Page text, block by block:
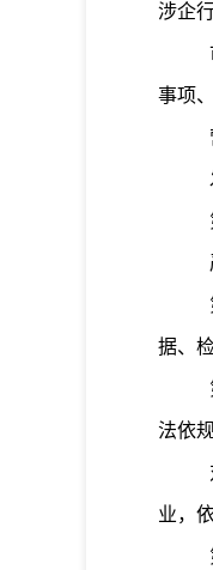
涉企
事项
据、
法依
业，